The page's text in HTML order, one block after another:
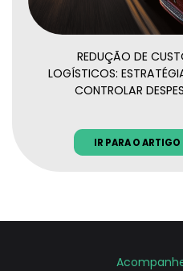
REDUÇÃO DE
LOGÍSTICOS:
CONTROLAR
IR PARA O ARTIGO